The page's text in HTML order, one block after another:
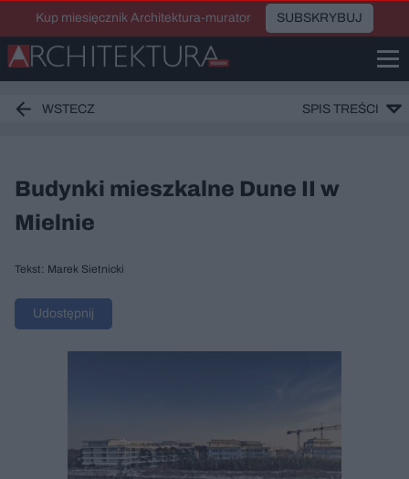
Kup miesięcznik Architektura-murator SUBSKRYBUJ
WSTECZ SPIS TREŚCI
Budynki mieszkalne Dune II w
Mielnie
Tekst: Marek Sietnicki
Udostępnij